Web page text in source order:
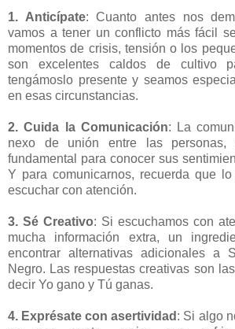
1. Anticípate: Cuanto antes nos
vamos a tener un conflicto más fácil
momentos de crisis, tensión o los
son excelentes caldos de cultivo
tengámoslo presente y seamos
en esas circunstancias.
2. Cuida la Comunicación: La
nexo de unión entre las personas,
fundamental para conocer sus
Y para comunicarnos, recuerda que
escuchar con atención.
3. Sé Creativo: Si escuchamos con
mucha información extra, un
encontrar alternativas adicionales
Negro. Las respuestas creativas son
decir Yo gano y Tú ganas.
4. Exprésate con asertividad : Si algo